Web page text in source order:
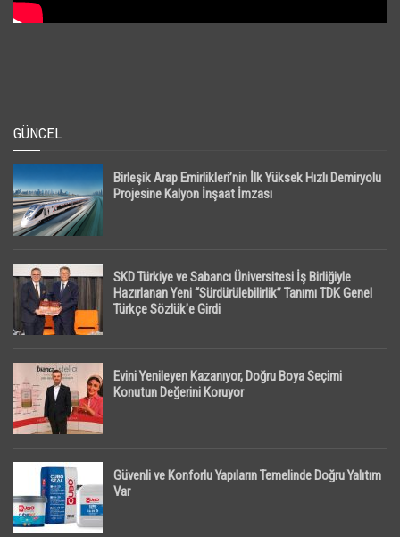
GÜNCEL
Birleşik Arap Emirlikleri’nin İlk Yüksek Hızlı Demiryolu
Projesine Kalyon İnşaat İmzası
SKD Türkiye ve Sabancı Üniversitesi İş Birliğiyle
Hazırlanan Yeni “Sürdürülebilirlik” Tanımı TDK Genel
Türkçe Sözlük’e Girdi
Evini Yenileyen Kazanıyor, Doğru Boya Seçimi
Konutun Değerini Koruyor
Güvenli ve Konforlu Yapıların Temelinde Doğru Yalıtım
Var